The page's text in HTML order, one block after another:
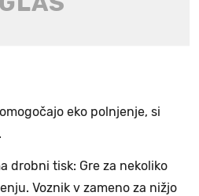
eko polnjenje, si
.
drobni tisk: Gre za nekoliko
Voznik v zameno za nižjo